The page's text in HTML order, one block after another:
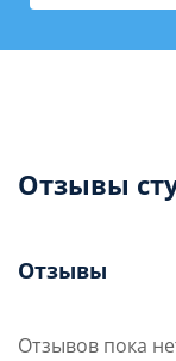
Отзывы
Отзывы
Отзывов пока